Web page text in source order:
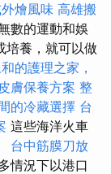
燴風味 高雄搬
數的運動和娛
培養，就可以做
的護理之家，
膚保養方案 整
的冷藏選擇 台
這些海洋火車
台中筋膜刀放
情況下以港口